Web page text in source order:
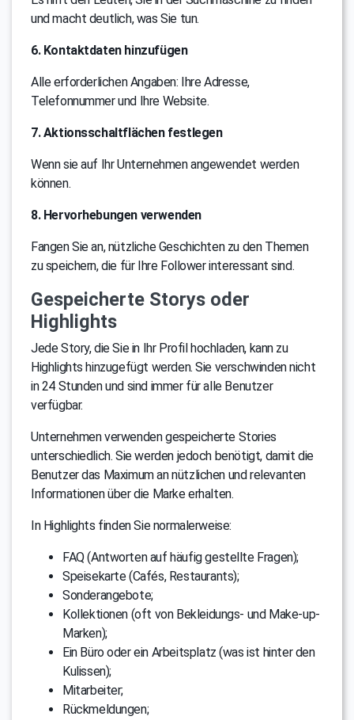
und macht deutlich, was Sie tun.
6. Kontaktdaten hinzufügen
Alle erforderlichen Angaben: Ihre Adresse,
Telefonnummer und Ihre Website.
7. Aktionsschaltflächen festlegen
Wenn sie auf Ihr Unternehmen angewendet werden
können.
8. Hervorhebungen verwenden
Fangen Sie an, nützliche Geschichten zu den Themen
zu speichern, die für Ihre Follower interessant sind.
Gespeicherte Storys oder
Highlights
Jede Story, die Sie in Ihr Profil hochladen, kann zu
Highlights hinzugefügt werden. Sie verschwinden nicht
in 24 Stunden und sind immer für alle Benutzer
verfügbar.
Unternehmen verwenden gespeicherte Stories
unterschiedlich. Sie werden jedoch benötigt, damit die
Benutzer das Maximum an nützlichen und relevanten
Informationen über die Marke erhalten.
In Highlights finden Sie normalerweise:
FAQ (Antworten auf häufig gestellte Fragen);
Speisekarte (Cafés, Restaurants);
Sonderangebote;
Kollektionen (oft von Bekleidungs- und Make-up-
Marken);
Ein Büro oder ein Arbeitsplatz (was ist hinter den
Kulissen);
Mitarbeiter;
Rückmeldungen;